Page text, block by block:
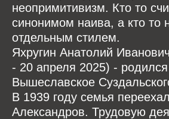
неопримитивизм. Кто то
синонимом наива, а кто то
отдельным стилем.
Яхругин Анатолий
- 20 апреля 2025) -
Вышеславское
В 1939 году семья
Александров. Трудовую